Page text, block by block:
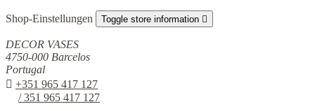
Shop-Einstellungen Toggle store information 
DECOR VASES
4750-000 Barcelos
Portugal
 +351 965 417 127
/ 351 965 417 127